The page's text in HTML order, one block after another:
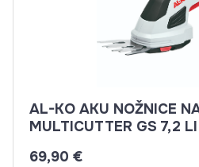
AL-KO AKU NOŽNICE
69,90 €